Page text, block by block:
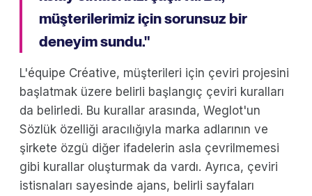
müşterilerimiz için sorunsuz bir
deneyim sundu."
L'équipe Créative, müşterileri için çeviri projesini
başlatmak üzere belirli başlangıç çeviri kuralları
da belirledi. Bu kurallar arasında, Weglot'un
Sözlük özelliği aracılığıyla marka adlarının ve
şirkete özgü diğer ifadelerin asla çevrilmemesi
gibi kurallar oluşturmak da vardı. Ayrıca, çeviri
istisnaları sayesinde ajans, belirli sayfaları